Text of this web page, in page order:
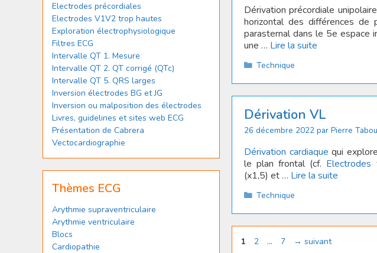
Dérivation précordiale
horizontal des différences de
parasternal dans le 5e espace
une … Lire la suite
Catégories
Technique
Dérivation VL
26 décembre 2022 par Pierre
Dérivation cardiaquequi
le plan frontal (cf. Electrodes
(x1,5) et … Lire la suite
Catégories
Technique
Page
1 Page
2 … Page
7 → suivant
Electrodes précordiales
Electrodes V1V2 trop hautes
Exploration électrophysiologique
Filtres ECG
Intervalle QT 1. Mesure
Intervalle QT 2. QT corrigé (QTc)
Intervalle QT 5. QRS larges
Inversion électrodes BG et JG
Inversion ou malposition des électrodes
Livres, guidelines et sites web ECG
Présentation de Cabrera
Vectocardiographie
Thèmes ECG
Arythmie supraventriculaire
Arythmie ventriculaire
Blocs
Cardiopathie